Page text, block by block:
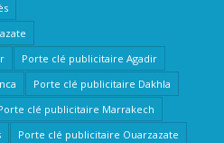
Porte clé publicitaire Agadir
Porte clé publicitaire Dakhla
clé publicitaire Marrakech
Porte clé publicitaire Ouarzazate